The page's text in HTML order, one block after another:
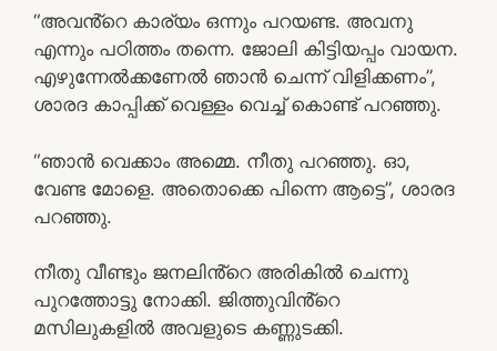
“അവൻ്റെ കാര്യം ഒന്നും പറയണ്ട. അവനു
എന്നും പഠിത്തം തന്നെ. ജോലി കിട്ടിയപ്പം വായന.
എഴുന്നേൽക്കണേൽ ഞാൻ ചെന്ന് വിളിക്കണം”,
ശാരദ കാപ്പിക്ക് വെള്ളം വെച്ച് കൊണ്ട് പറഞ്ഞു.
“ഞാൻ വെക്കാം അമ്മെ. നീതു പറഞ്ഞു. ഓ,
വേണ്ട മോളെ. അതൊക്കെ പിന്നെ ആട്ടെ”, ശാരദ
പറഞ്ഞു.
നീതു വീണ്ടും ജനലിൻ്റെ അരികിൽ ചെന്നു
പുറത്തോട്ടു നോക്കി. ജിത്തുവിൻ്റെ
മസിലുകളിൽ അവളുടെ കണ്ണുടക്കി.